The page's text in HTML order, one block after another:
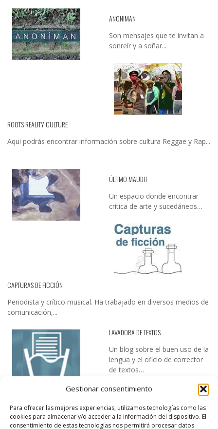
Gestionar consentimiento
Para ofrecer las mejores experiencias, utilizamos tecnologías como las
cookies para almacenar y/o acceder a la información del dispositivo. El
consentimiento de estas tecnologías nos permitirá procesar datos
ANONIMAN
Son mensajes que te invitan a
sonreír y a soñar...
ROOTS REALITY CULTURE
Aqui podrás encontrar información sobre cultura Reggae y Rap...
ÚLTIMO MAUDIT
Un espacio donde encontrar
crítica de arte y sucedáneos…
CAPTURAS DE FICCIÓN
Periodista y crítico musical. Ha trabajado en diversos medios de
comunicación,...
LAVADORA DE TEXTOS
Un blog sobre el buen uso de la
lengua y el oficio de corrector
de textos…